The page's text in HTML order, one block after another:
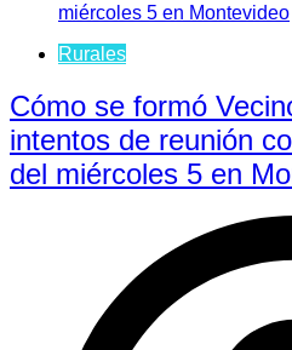
Rurales
Cómo se formó
intentos de reunión
del miércoles 5 en